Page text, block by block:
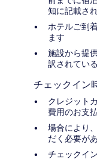
知に記載さ
ホテルご到
ます
施設から提
訳されてい
チェックイン
クレジット
費用のお支
場合により
だく必要が
チェックイ